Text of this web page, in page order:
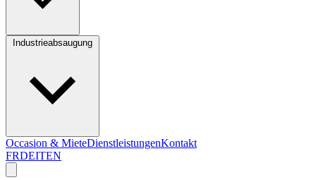
Occasion & MieteDienstleistungenKontakt
FRDEITEN